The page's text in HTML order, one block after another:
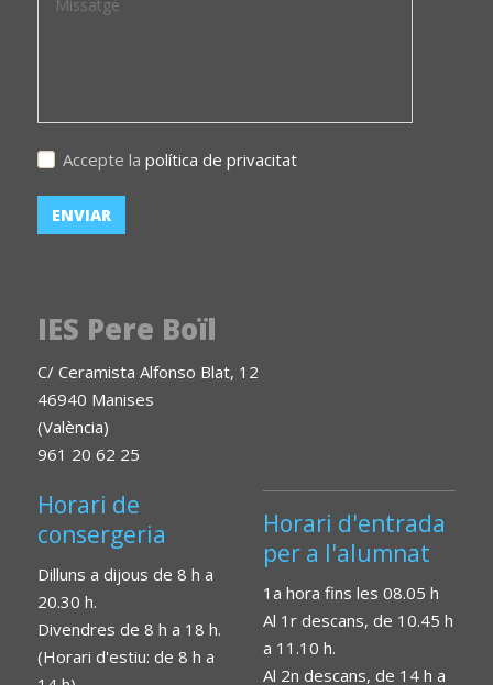
Accepte la política de privacitat
IES Pere Boïl
C/ Ceramista Alfonso Blat, 12
46940 Manises
(València)
961 20 62 25
Horari de
consergeria
Dilluns a dijous de 8 h a
20.30 h.
Divendres de 8 h a 18 h.
(Horari d'estiu: de 8 h a
Horari d'entrada
per a l'alumnat
1a hora fins les 08.05 h
Al 1r descans, de 10.45 h
a 11.10 h.
Al 2n descans, de 14 h a